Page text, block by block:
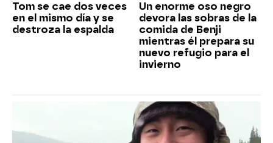
Tom se cae dos veces
en el mismo día y se
destroza la espalda
Un enorme oso negro
devora las sobras de la
comida de Benji
mientras él prepara su
nuevo refugio para el
invierno